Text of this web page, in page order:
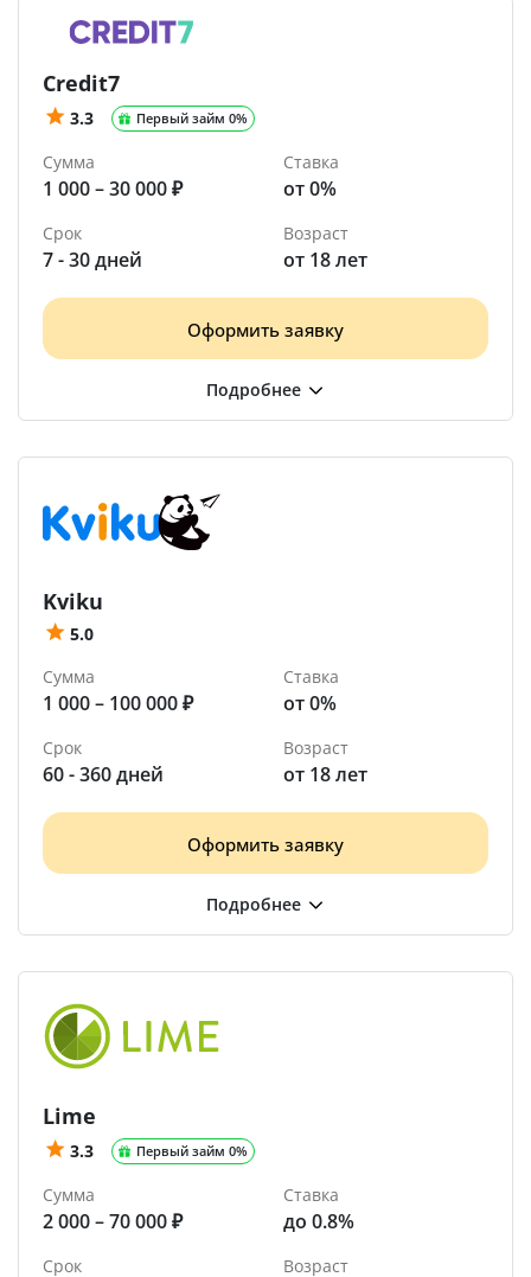
Credit7
3.3 Первый займ 0%
Сумма
1 000 – 30 000 ₽
Ставка
от 0%
Срок
7 - 30 дней
Возраст
от 18 лет
Оформить заявку
Kviku
5.0
Сумма
1 000 – 100 000 ₽
Ставка
от 0%
Срок
60 - 360 дней
Возраст
от 18 лет
Оформить заявку
Lime
3.3 Первый займ 0%
Сумма
2 000 – 70 000 ₽
Ставка
до 0.8%
Срок Возраст